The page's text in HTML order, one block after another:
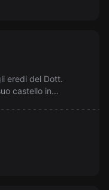
eredi del Dott.
castello in